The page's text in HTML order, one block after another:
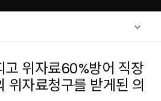
고 위자료60%방어 직장
위자료청구를 받게된 의